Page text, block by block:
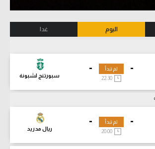
اليوم غدا
-
-
سبورتنج لشبونة
لم تبدأ
-
-
ريال مدريد
لم تبدأ